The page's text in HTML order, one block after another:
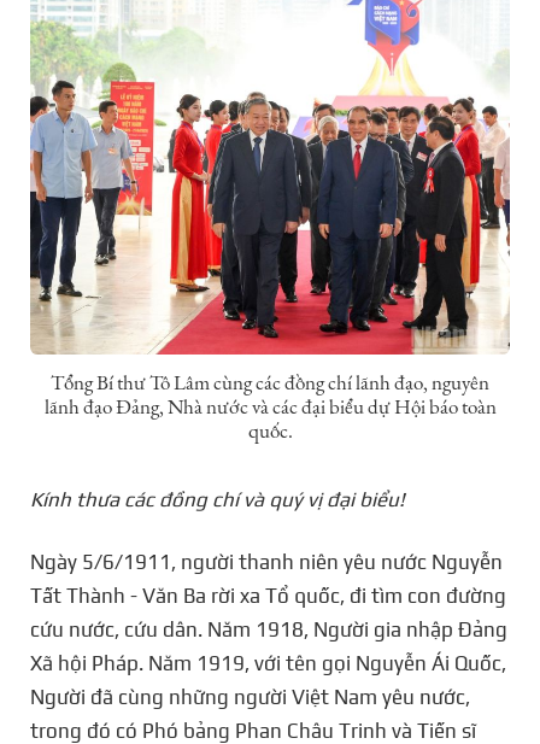
Tổng Bí thư Tô Lâm cùng các đồng chí lãnh đạo, nguyên
lãnh đạo Đảng, Nhà nước và các đại biểu dự Hội báo toàn
quốc.
Kính thưa các đồng chí và quý vị đại biểu!
Ngày 5/6/1911, người thanh niên yêu nước Nguyễn
Tất Thành - Văn Ba rời xa Tổ quốc, đi tìm con đường
cứu nước, cứu dân. Năm 1918, Người gia nhập Đảng
Xã hội Pháp. Năm 1919, với tên gọi Nguyễn Ái Quốc,
Người đã cùng những người Việt Nam yêu nước,
trong đó có Phó bảng Phan Châu Trinh và Tiến sĩ